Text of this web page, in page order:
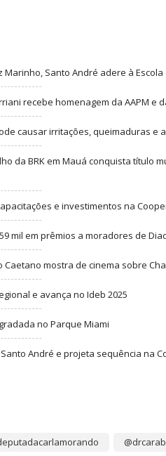
Marinho, Santo André adere à
recebe homenagem da AAPM e
causar irritações, queimaduras e
da BRK em Mauá conquista título
e investimentos na
mil em prêmios a moradores de
Caetano mostra de cinema sobre
e avança no Ideb 2025
no Parque Miami
André e projeta sequência na